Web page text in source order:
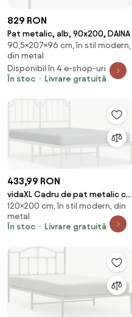
829 RON
Pat metalic, alb, 90x200, DAINA
90,5×207×96 cm, în stil modern,
din metal
Disponibil în 4 e-shop-uri
În stoc
Livrare gratuită
433,99 RON
vidaXL Cadru de pat metalic cu
tăblie, alb, 120x200 cm
120×200 cm, în stil modern, din
metal
În stoc
Livrare gratuită